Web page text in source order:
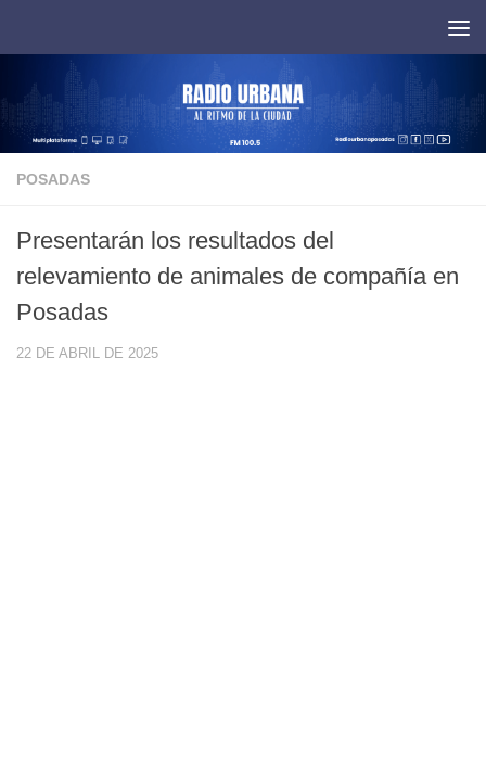
POSADAS
Presentarán los resultados del
relevamiento de animales de compañía en
Posadas
22 DE ABRIL DE 2025